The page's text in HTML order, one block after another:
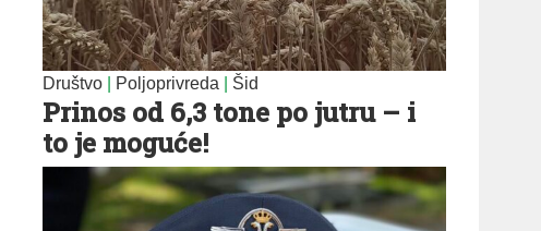
Društvo Poljoprivreda Šid
Prinos od 6,3 tone po jutru – i
to je moguće!